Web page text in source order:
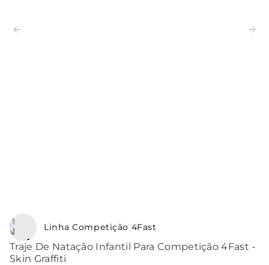
Linha Competição 4Fast
Traje De Natação Infantil Para Competição 4Fast -
Skin Graffiti